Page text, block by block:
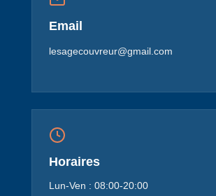
Email
lesagecouvreur@gmail.com
Horaires
Lun-Ven : 08:00-20:00